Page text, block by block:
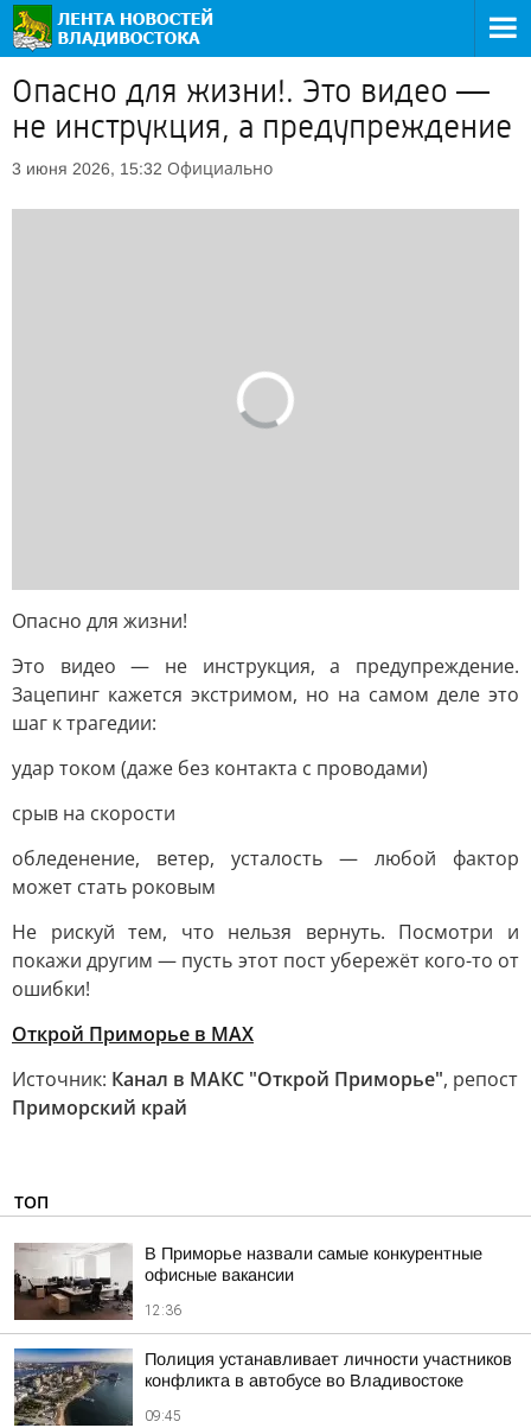
Опасно для жизни!. Это видео —
не инструкция, а предупреждение
3 июня 2026, 15:32 Официально
Опасно для жизни!
Это видео — не инструкция, а предупреждение.
Зацепинг кажется экстримом, но на самом деле это
шаг к трагедии:
удар током (даже без контакта с проводами)
срыв на скорости
обледенение, ветер, усталость — любой фактор
может стать роковым
Не рискуй тем, что нельзя вернуть. Посмотри и
покажи другим — пусть этот пост убережёт кого-то от
ошибки!
Открой Приморье в MAX
Источник: Канал в МАКС "Открой Приморье", репост
Приморский край
ТОП
В Приморье назвали самые конкурентные
офисные вакансии
12:36
Полиция устанавливает личности участников
конфликта в автобусе во Владивостоке
09:45